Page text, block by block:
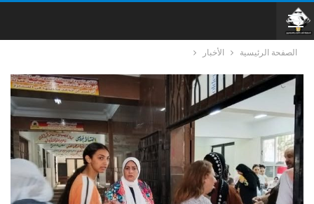
الصفحة الرئيسية الأخبار